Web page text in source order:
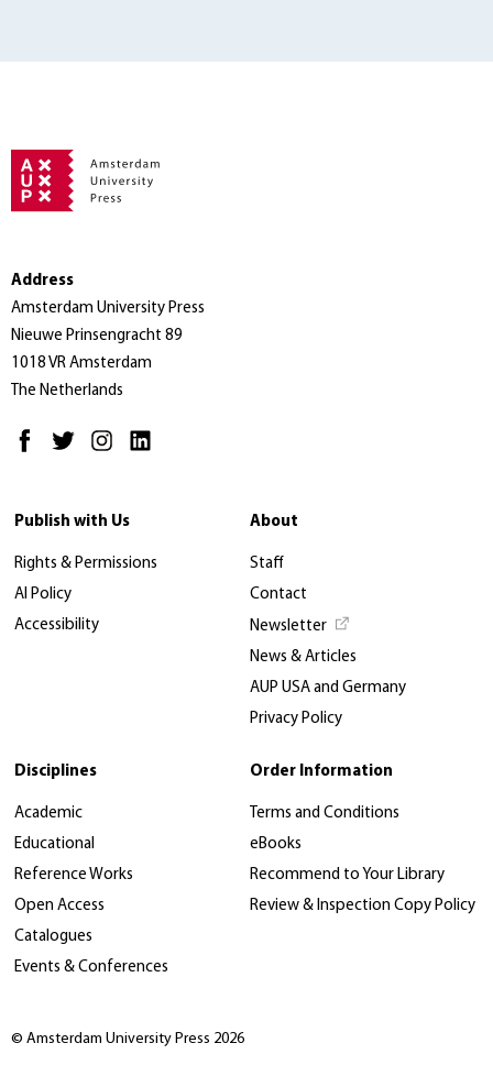
Address
Amsterdam University Press
Nieuwe Prinsengracht 89
1018 VR Amsterdam
The Netherlands
Publish with Us
Rights & Permissions
AI Policy
Accessibility
About
Staff
Contact
Newsletter
News & Articles
AUP USA and Germany
Privacy Policy
Disciplines
Academic
Educational
Reference Works
Open Access
Catalogues
Events & Conferences
Order Information
Terms and Conditions
eBooks
Recommend to Your Library
Review & Inspection Copy Policy
© Amsterdam University Press 2026